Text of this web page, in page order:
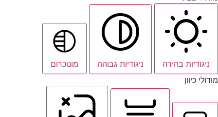
ניגודיות בהירה ניגודיות גבוהה
מונוכרום
מודולי כיוון